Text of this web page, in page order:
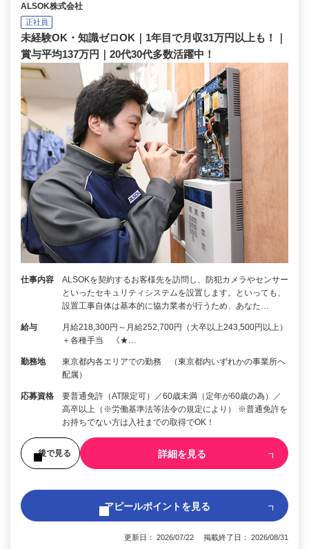
ALSOK株式会社
正社員
未経験OK・知識ゼロOK｜1年目で月収31万円以上も！｜
賞与平均137万円｜20代30代多数活躍中！
仕事内容
ALSOKを契約するお客様先を訪問し、防犯カメラやセンサー
といったセキュリティシステムを設置します。といっても、
設置工事自体は基本的に協力業者が行うため、あなた…
給与
月給218,300円～月給252,700円（大卒以上243,500円以上）
＋各種手当 《★…
勤務地
東京都内各エリアでの勤務 （東京都内いずれかの事業所へ
配属）
応募資格
要普通免許（AT限定可）／60歳未満（定年が60歳の為）／
高卒以上（※労働基準法等法令の規定により） ※普通免許を
お持ちでない方は入社までの取得でOK！
後で見る 詳細を見る
アピールポイントを見る
更新日： 2026/07/22 掲載終了日： 2026/08/31